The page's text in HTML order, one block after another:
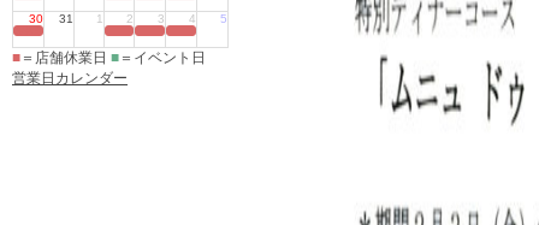
30 31 1 2 3 4 5
■ ＝店舗休業日 ■ ＝イベント日
営業日カレンダー